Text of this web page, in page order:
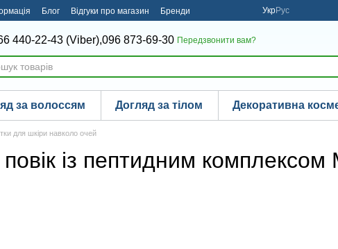
Блог Відгуки про магазин Бренди УкрРус
440-22-43 (Viber),096 873-69-30 Передзвонити вам?
за волоссям Догляд за тілом Декоративна
для шкіри навколо очей
із пептидним